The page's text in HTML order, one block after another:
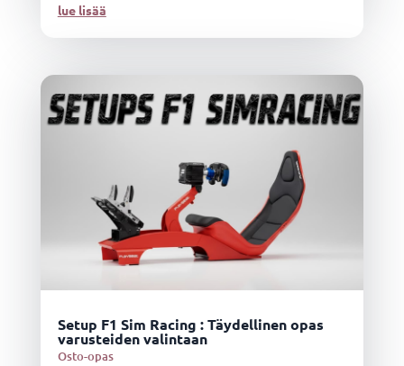
lue lisää
Setup F1 Sim Racing : Täydellinen opas
varusteiden valintaan
Osto-opas